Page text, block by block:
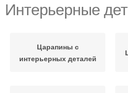
Интерьерные
Царапины с
интерьерных деталей